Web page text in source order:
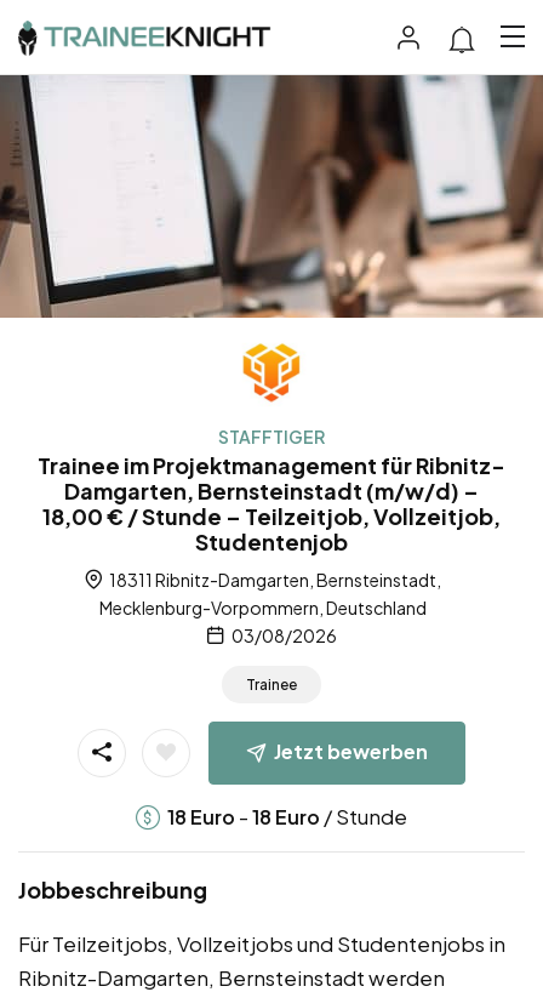
STAFFTIGER
Trainee im Projektmanagement für Ribnitz-
Damgarten, Bernsteinstadt (m/w/d) –
18,00 € / Stunde – Teilzeitjob, Vollzeitjob,
Studentenjob
18311 Ribnitz-Damgarten, Bernsteinstadt,
Mecklenburg-Vorpommern, Deutschland
03/08/2026
Trainee
Jetzt bewerben
18 Euro -18 Euro / Stunde
Jobbeschreibung
Für Teilzeitjobs, Vollzeitjobs und Studentenjobs in
Ribnitz-Damgarten, Bernsteinstadt werden